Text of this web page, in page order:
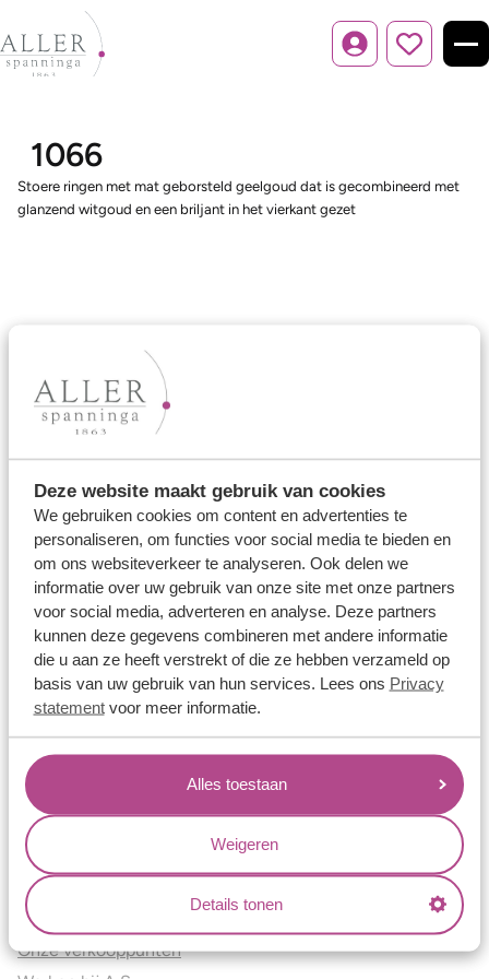
Deze website maakt gebruik van cookies
We gebruiken cookies om content en advertenties te
personaliseren, om functies voor social media te bieden en
om ons websiteverkeer te analyseren. Ook delen we
informatie over uw gebruik van onze site met onze partners
voor social media, adverteren en analyse. Deze partners
kunnen deze gegevens combineren met andere informatie
die u aan ze heeft verstrekt of die ze hebben verzameld op
basis van uw gebruik van hun services. Lees ons Privacy
statementvoor meer informatie.
Alles toestaan
Weigeren
Details tonen
Inloggen
1066
Stoere ringen met mat geborsteld geelgoud dat is gecombineerd met
glanzend witgoud en een briljant in het vierkant gezet
Ons aanbod
Trouwringen
Memoireringen
Verlovingsringen
Vriendschapsringen
Over ons
Aller Spanninga
Historie
Certificaten
Blogs
Jouw voordelen
Conflictvrije Materialen
Oneindig veel mogelijkheden
Kwaliteit
Juweliers & Contact
Onze verkooppunten